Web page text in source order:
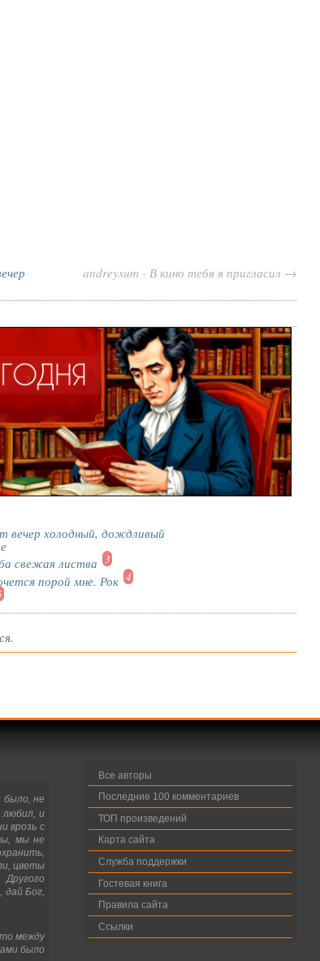
andreysum - В кино тебя я пригласил →
вечер холодный, дождливый
свежая листва
3
порой мне. Рок 4
было, не
любил, и
врозь с
мы не
цветы
дай Бог,
между
было
Все авторы
Последние 100 комментариев
ТОП произведений
Карта сайта
Служба поддержки
Гостевая книга
Правила сайта
Ссылки